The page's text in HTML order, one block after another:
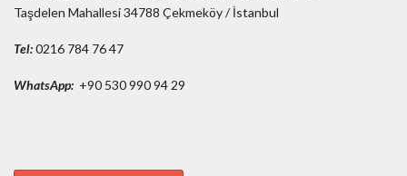
Taşdelen Mahallesi 34788 Çekmeköy / İstanbul
Tel:0216 784 76 47
WhatsApp: +90 530 990 94 29